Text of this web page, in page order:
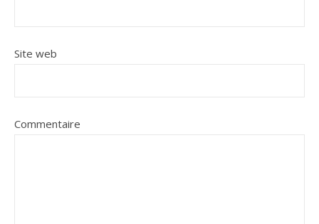
Site web
Commentaire